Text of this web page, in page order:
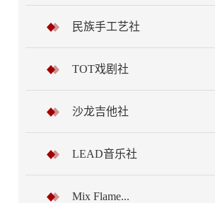
民族手工艺社
TOT戏剧社
沙龙吉他社
LEAD音乐社
Mix Flame...